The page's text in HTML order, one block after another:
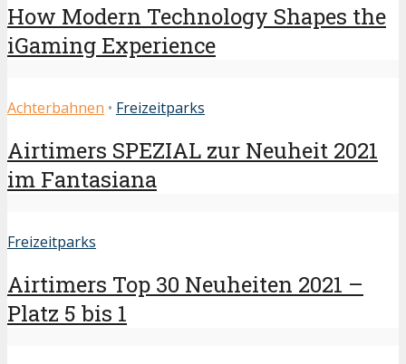
How Modern Technology Shapes the
iGaming Experience
Achterbahnen • Freizeitparks
Airtimers SPEZIAL zur Neuheit 2021
im Fantasiana
Freizeitparks
Airtimers Top 30 Neuheiten 2021 –
Platz 5 bis 1